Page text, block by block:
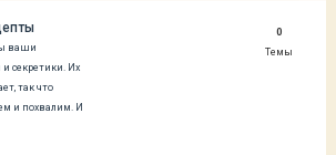
ваши
секретики. Их
так что
и похвалим. И
0
Темы